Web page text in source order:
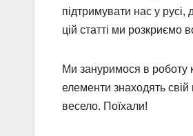
підтримувати нас у
цій статті ми розкриємо
Ми зануримося в роботу
елементи знаходять
весело. Поїхали!